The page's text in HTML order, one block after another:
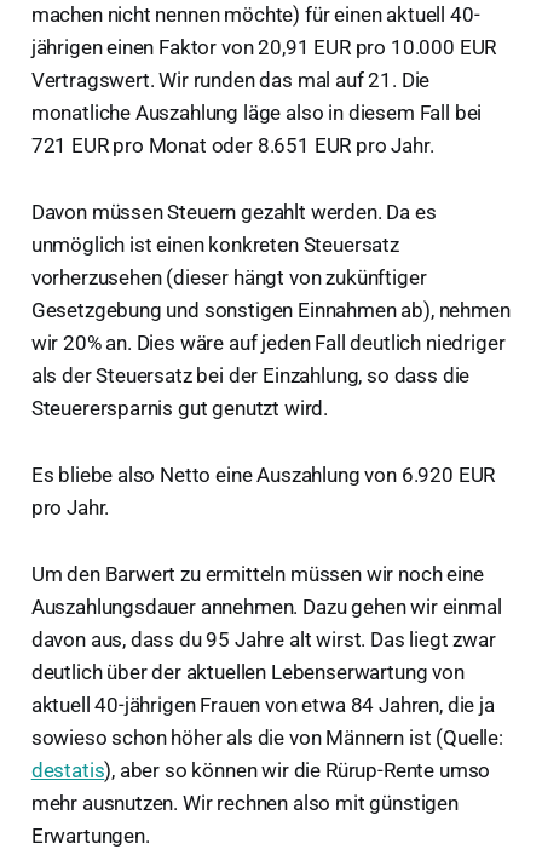
machen nicht nennen möchte) für einen aktuell 40-
jährigen einen Faktor von 20,91 EUR pro 10.000 EUR
Vertragswert. Wir runden das mal auf 21. Die
monatliche Auszahlung läge also in diesem Fall bei
721 EUR pro Monat oder 8.651 EUR pro Jahr.
Davon müssen Steuern gezahlt werden. Da es
unmöglich ist einen konkreten Steuersatz
vorherzusehen (dieser hängt von zukünftiger
Gesetzgebung und sonstigen Einnahmen ab), nehmen
wir 20% an. Dies wäre auf jeden Fall deutlich niedriger
als der Steuersatz bei der Einzahlung, so dass die
Steuerersparnis gut genutzt wird.
Es bliebe also Netto eine Auszahlung von 6.920 EUR
pro Jahr.
Um den Barwert zu ermitteln müssen wir noch eine
Auszahlungsdauer annehmen. Dazu gehen wir einmal
davon aus, dass du 95 Jahre alt wirst. Das liegt zwar
deutlich über der aktuellen Lebenserwartung von
aktuell 40-jährigen Frauen von etwa 84 Jahren, die ja
sowieso schon höher als die von Männern ist (Quelle:
destatis), aber so können wir die Rürup-Rente umso
mehr ausnutzen. Wir rechnen also mit günstigen
Erwartungen.